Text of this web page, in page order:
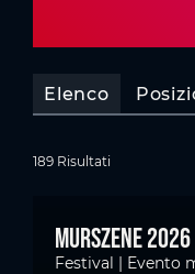
Elenco
189 Risultati
Murszene 2026
Festival | Evento